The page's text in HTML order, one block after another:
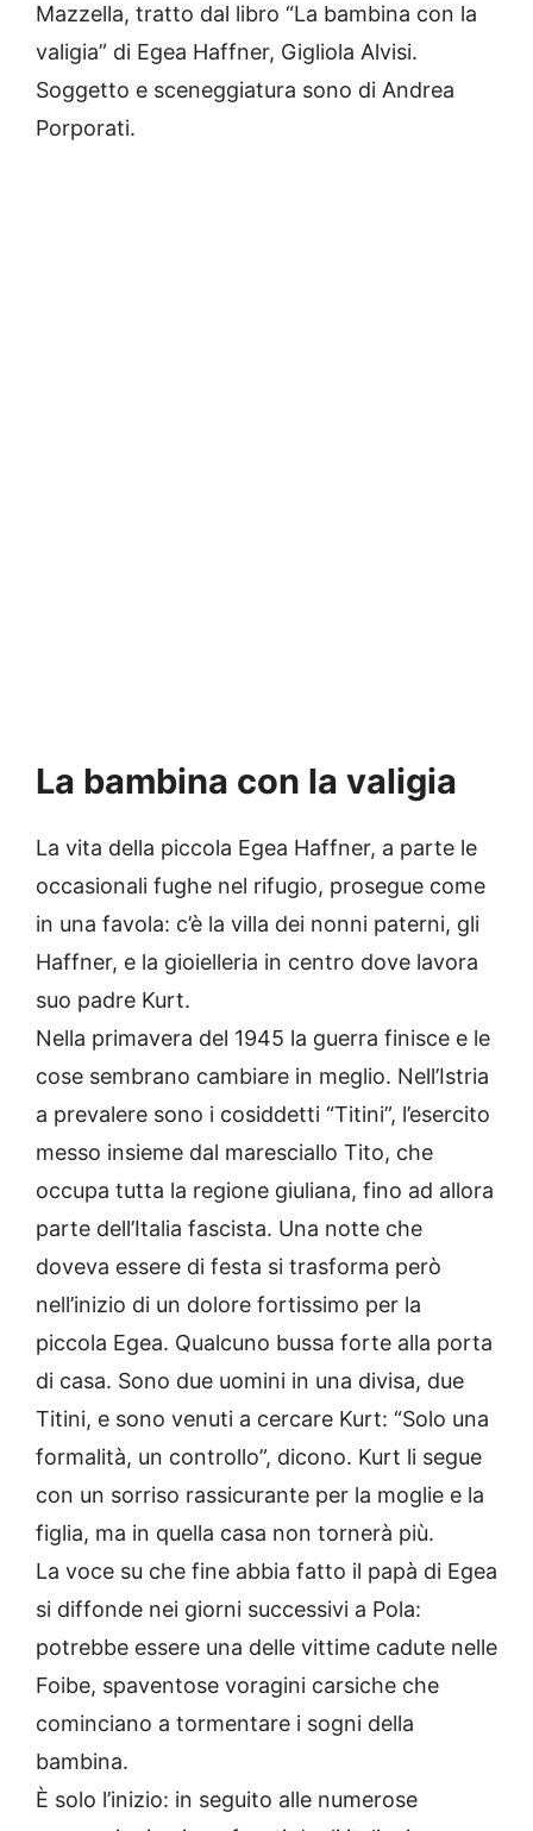
Mazzella, tratto dal libro “La bambina con la
valigia” di Egea Haffner, Gigliola Alvisi.
Soggetto e sceneggiatura sono di Andrea
Porporati.
La bambina con la valigia
La vita della piccola Egea Haffner, a parte le
occasionali fughe nel rifugio, prosegue come
in una favola: c’è la villa dei nonni paterni, gli
Haffner, e la gioielleria in centro dove lavora
suo padre Kurt.
Nella primavera del 1945 la guerra finisce e le
cose sembrano cambiare in meglio. Nell’Istria
a prevalere sono i cosiddetti “Titini”, l’esercito
messo insieme dal maresciallo Tito, che
occupa tutta la regione giuliana, fino ad allora
parte dell’Italia fascista. Una notte che
doveva essere di festa si trasforma però
nell’inizio di un dolore fortissimo per la
piccola Egea. Qualcuno bussa forte alla porta
di casa. Sono due uomini in una divisa, due
Titini, e sono venuti a cercare Kurt: “Solo una
formalità, un controllo”, dicono. Kurt li segue
con un sorriso rassicurante per la moglie e la
figlia, ma in quella casa non tornerà più.
La voce su che fine abbia fatto il papà di Egea
si diffonde nei giorni successivi a Pola:
potrebbe essere una delle vittime cadute nelle
Foibe, spaventose voragini carsiche che
cominciano a tormentare i sogni della
bambina.
È solo l’inizio: in seguito alle numerose